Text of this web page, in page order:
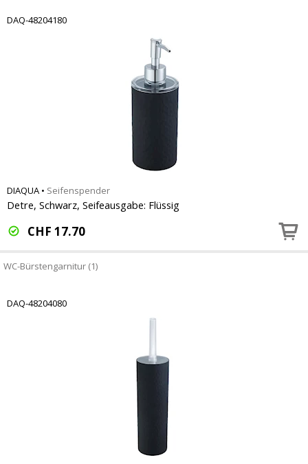
DAQ-48204180
DIAQUA • Seifenspender
Detre, Schwarz, Seifeausgabe: Flüssig
CHF 17.70
WC-Bürstengarnitur (1)
DAQ-48204080